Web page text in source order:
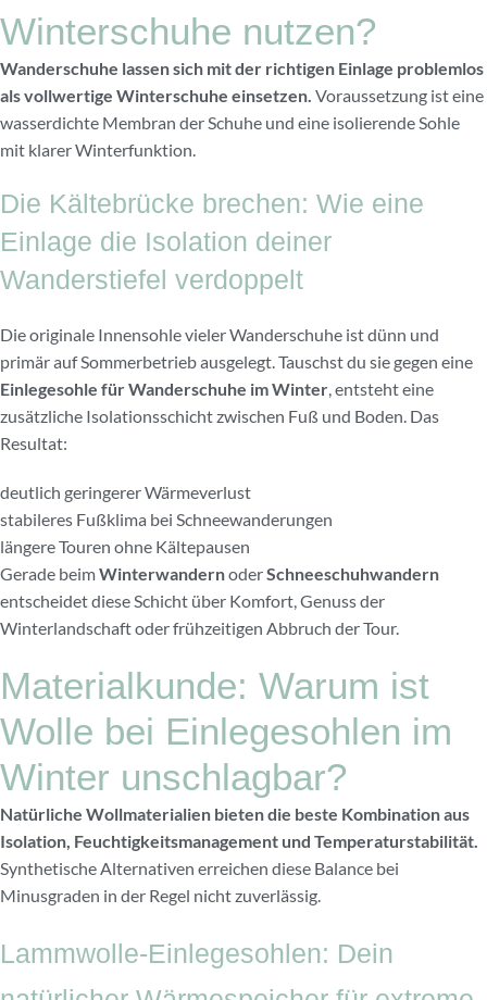
Winterschuhe nutzen?
Wanderschuhe lassen sich mit der richtigen Einlage problemlos
als vollwertige Winterschuhe einsetzen. Voraussetzung ist eine
wasserdichte Membran der Schuhe und eine isolierende Sohle
mit klarer Winterfunktion.
Die Kältebrücke brechen: Wie eine
Einlage die Isolation deiner
Wanderstiefel verdoppelt
Die originale Innensohle vieler Wanderschuhe ist dünn und
primär auf Sommerbetrieb ausgelegt. Tauschst du sie gegen eine
Einlegesohle für Wanderschuhe im Winter, entsteht eine
zusätzliche Isolationsschicht zwischen Fuß und Boden. Das
Resultat:
deutlich geringerer Wärmeverlust
stabileres Fußklima bei Schneewanderungen
längere Touren ohne Kältepausen
Gerade beimWinterwandernoderSchneeschuhwandern
entscheidet diese Schicht über Komfort, Genuss der
Winterlandschaft oder frühzeitigen Abbruch der Tour.
Materialkunde: Warum ist
Wolle bei Einlegesohlen im
Winter unschlagbar?
Natürliche Wollmaterialien bieten die beste Kombination aus
Isolation, Feuchtigkeitsmanagement und Temperaturstabilität.
Synthetische Alternativen erreichen diese Balance bei
Minusgraden in der Regel nicht zuverlässig.
Lammwolle-Einlegesohlen: Dein